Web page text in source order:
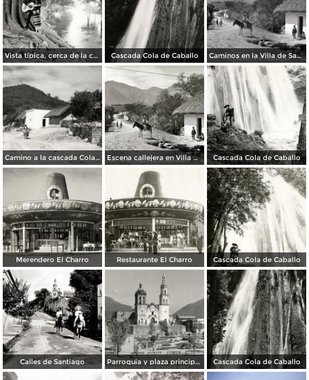
Vista típica, cerca de la cascada Cola de Caballo Cascada Cola de Caballo Caminos en la Villa de Santiago
Camino a la cascada Cola de Caballo Escena callejera en Villa de Santiago.. Cascada Cola de Caballo
Merendero El Charro Restaurante El Charro Cascada Cola de Caballo
Calles de Santiago Parroquia y plaza principal de Santiago Cascada Cola de Caballo